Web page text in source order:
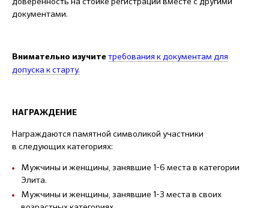
документами.
Внимательно изучите требования к документам для
допуска к старту.
НАГРАЖДЕНИЕ
Награждаются памятной символикой участники
в следующих категориях:
Мужчины и женщины, занявшие 1-6 места в категории
Элита.
Мужчины и женщины, занявшие 1-3 места в своих